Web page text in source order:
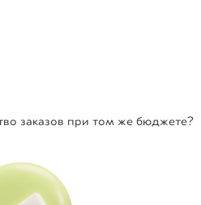
заказов при том же бюджете?